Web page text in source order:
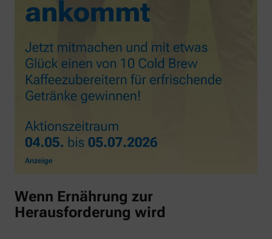
Wenn Ernährung zur
Herausforderung wird